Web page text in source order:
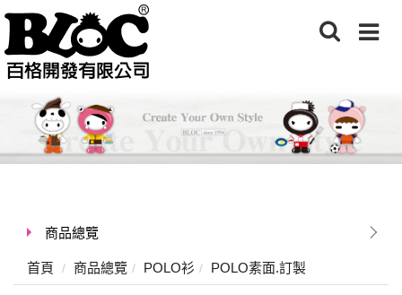
商品總覽
首頁 商品總覽 POLO衫 POLO素面.訂製